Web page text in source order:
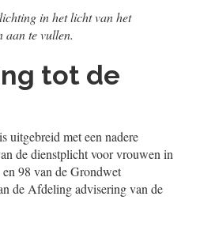
in het licht van het
aan te vullen.
tot de
uitgebreid met een nadere
de dienstplicht voor vrouwen in
98 van de Grondwet
de Afdeling advisering van de